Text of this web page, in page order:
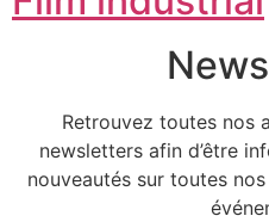
Retrouvez toutes nos
newsletters afin d’être
nouveautés sur toutes